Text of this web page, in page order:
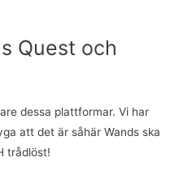
Quest och
dessa plattformar. Vi har
att det är såhär Wands ska
trådlöst!